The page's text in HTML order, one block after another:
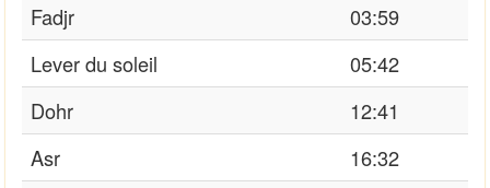
Fadjr
03:59
Lever du soleil
05:42
Dohr
12:41
Asr
16:32